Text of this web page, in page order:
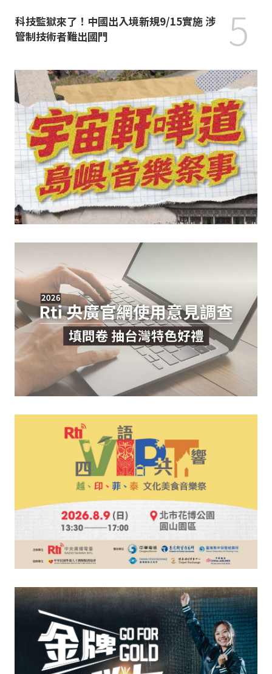
科技監獄來了！中國出入境新規9/15實施 涉
管制技術者難出國門
5